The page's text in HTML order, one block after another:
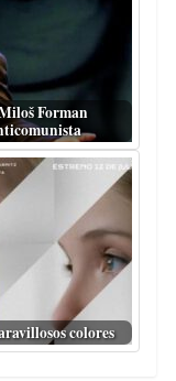
Forman
colores